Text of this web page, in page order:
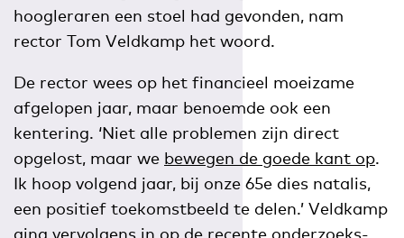
hoogleraren een stoel had gevonden, nam
rector Tom Veldkamp het woord.
De rector wees op het financieel moeizame
afgelopen jaar, maar benoemde ook een
kentering. ‘Niet alle problemen zijn direct
opgelost, maar we bewegen de goede kant op.
Ik hoop volgend jaar, bij onze 65e dies natalis,
een positief toekomstbeeld te delen.’ Veldkamp
ging vervolgens in op de recente onderzoeks-